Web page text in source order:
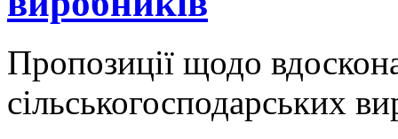
Пропозиції щодо
сільськогосподарських